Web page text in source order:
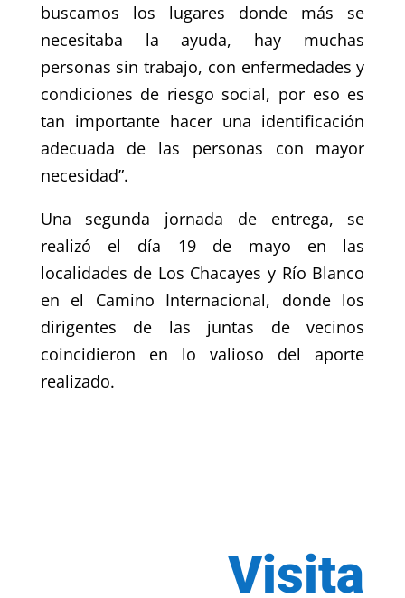
buscamos los lugares donde más se
necesitaba la ayuda, hay muchas
personas sin trabajo, con enfermedades y
condiciones de riesgo social, por eso es
tan importante hacer una identificación
adecuada de las personas con mayor
necesidad”.
Una segunda jornada de entrega, se
realizó el día 19 de mayo en las
localidades de Los Chacayes y Río Blanco
en el Camino Internacional, donde los
dirigentes de las juntas de vecinos
coincidieron en lo valioso del aporte
realizado.
Visita